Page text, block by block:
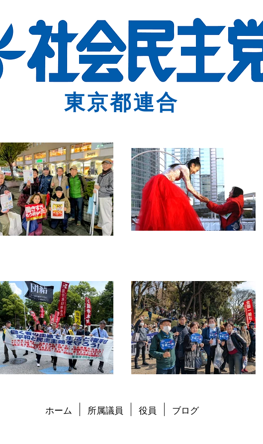
東京都連合
ホーム 所属議員 役員 ブログ